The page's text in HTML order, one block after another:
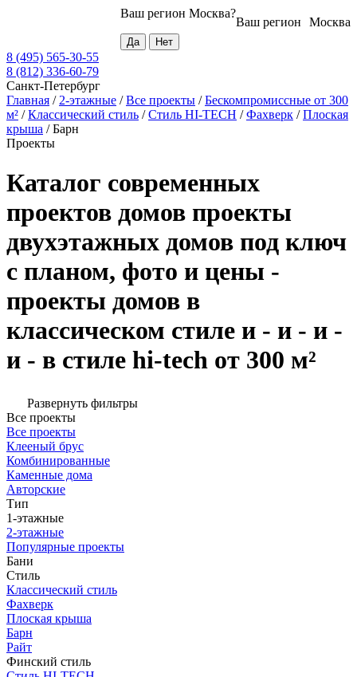
Москва
Ваш регион
Ваш регион Москва?
8 (495) 565-30-55
8 (812) 336-60-79
Санкт-Петербург
Главная / 2-этажные /Все проекты /Бескомпромиссные от 300
м² /Классический стиль /Стиль HI-TECH /Фахверк /Плоская
крыша /Барн
Проекты
Каталог современных
проектов домов проекты
двухэтажных домов под ключ
с планом, фото и цены -
проекты домов в
классическом стиле и - и - и -
и - в стиле hi-tech от 300 м²
Развернуть фильтры
Все проекты
Все проекты
Клееный брус
Комбинированные
Каменные дома
Авторские
Тип
1-этажные
2-этажные
Популярные проекты
Бани
Стиль
Классический стиль
Фахверк
Плоская крыша
Барн
Райт
Финский стиль